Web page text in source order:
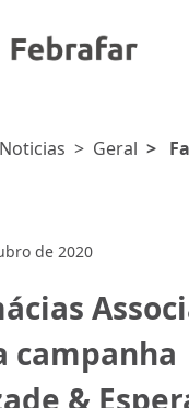
Noticias > Geral >
de 2020
campanha
&